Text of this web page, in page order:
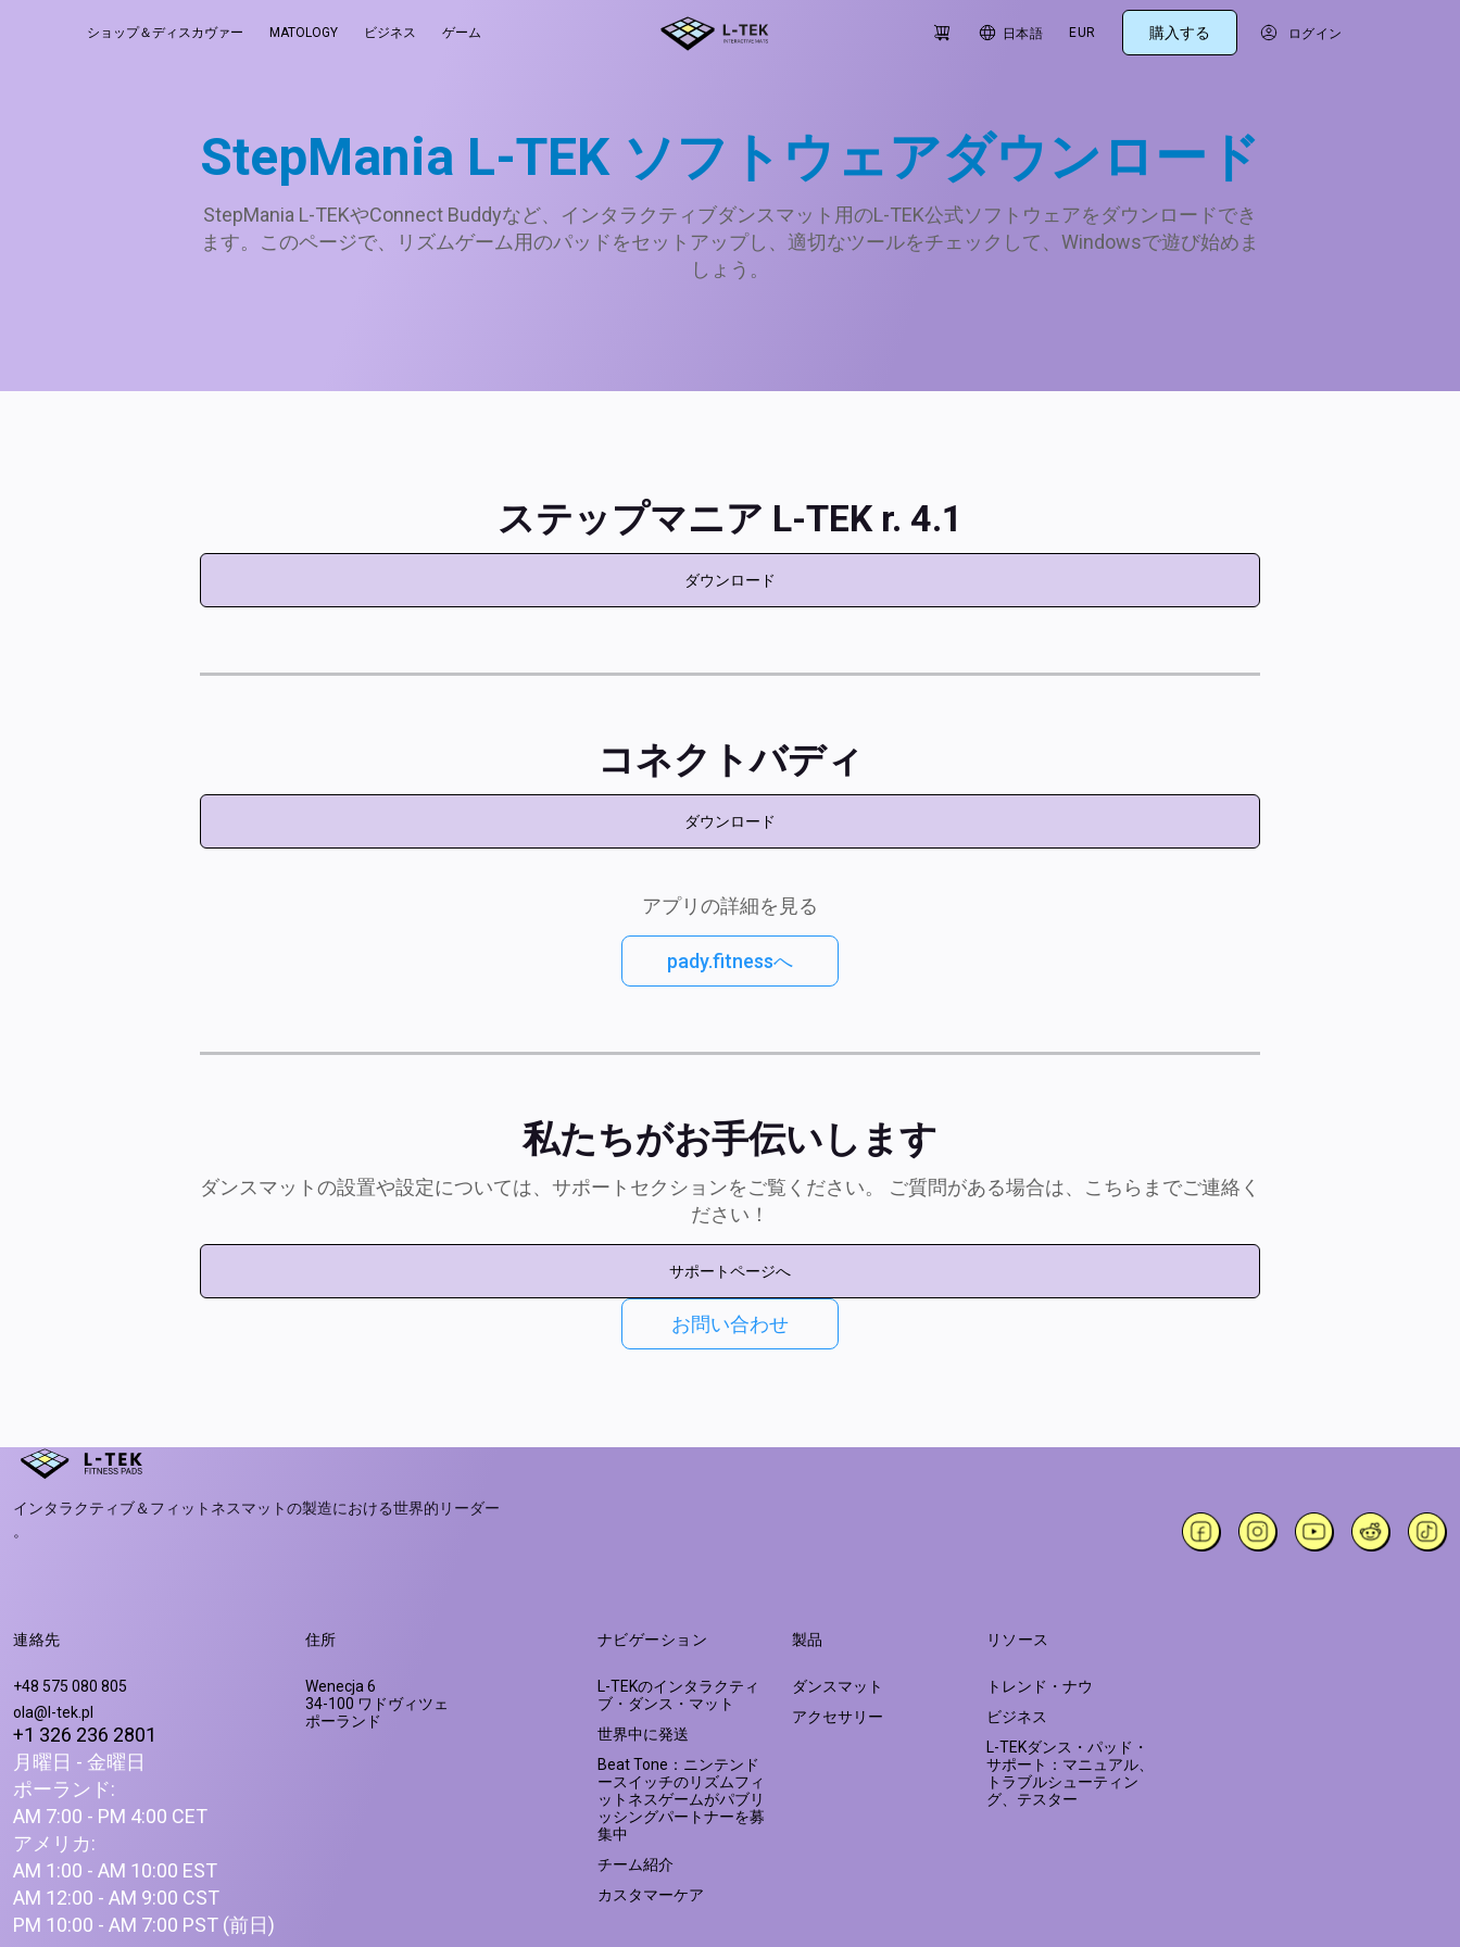
ショップ＆ディスカヴァー MATOLOGY ビジネス ゲーム 日本語 EUR 購入する ログイン
StepMania L-TEK ソフトウェアダウンロード
StepMania L-TEKやConnect Buddyなど、インタラクティブダンスマット用のL-TEK公式ソフトウェアをダウンロードでき
ます。このページで、リズムゲーム用のパッドをセットアップし、適切なツールをチェックして、Windowsで遊び始めま
しょう。
ステップマニア L-TEK r. 4.1
ダウンロード
コネクトバディ
ダウンロード
アプリの詳細を見る
pady.fitnessへ
私たちがお手伝いします
ダンスマットの設置や設定については、サポートセクションをご覧ください。 ご質問がある場合は、こちらまでご連絡く
ださい！
サポートページへ
お問い合わせ
インタラクティブ＆フィットネスマットの製造における世界的リーダー
。
連絡先
+48 575 080 805
ola@l-tek.pl
+1 326 236 2801
月曜日 - 金曜日
ポーランド:
AM 7:00 - PM 4:00 CET
アメリカ:
AM 1:00 - AM 10:00 EST
AM 12:00 - AM 9:00 CST
PM 10:00 - AM 7:00 PST (前日)
住所
Wenecja 6
34-100 ワドヴィツェ
ポーランド
ナビゲーション
L-TEKのインタラクティ
ブ・ダンス・マット
世界中に発送
Beat Tone：ニンテンド
ースイッチのリズムフィ
ットネスゲームがパブリ
ッシングパートナーを募
集中
チーム紹介
カスタマーケア
製品
ダンスマット
アクセサリー
リソース
トレンド・ナウ
ビジネス
L-TEKダンス・パッド・
サポート：マニュアル、
トラブルシューティン
グ、テスター